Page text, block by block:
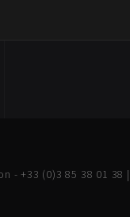
- +33 (0)3 85 38 01 38 |